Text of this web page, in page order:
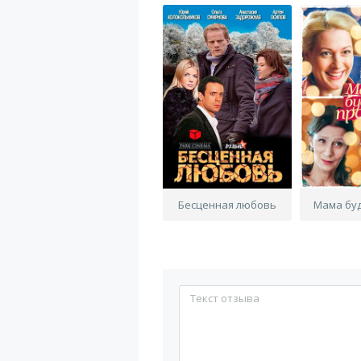
Бесценная любовь Мама